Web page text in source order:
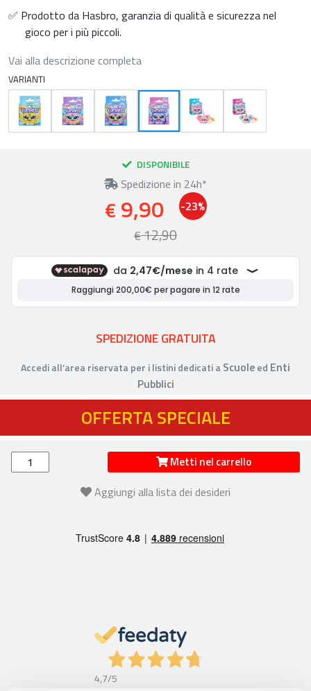
✅ Prodotto da Hasbro, garanzia di qualità e sicurezza nel
gioco per i più piccoli.
Vai alla descrizione completa
VARIANTI
DISPONIBILE
Spedizione in 24h*
€ 9,90 -23%
€12,90
SPEDIZIONE GRATUITA
Accedi all’area riservata per i listini dedicati a Scuoleed Enti
Pubblici
OFFERTA SPECIALE
Metti nel carrello
Aggiungi alla lista dei desideri
4,7/5